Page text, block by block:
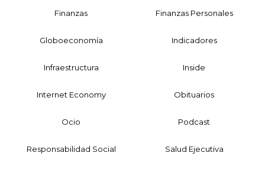
Finanzas Finanzas Personales
Globoeconomía Indicadores
Infraestructura Inside
Internet Economy Obituarios
Ocio Podcast
Responsabilidad Social Salud Ejecutiva